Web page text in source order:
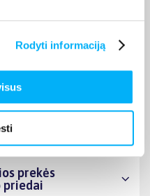
Rodyti informaciją
būdą: pristatymą į
prekės
priedai